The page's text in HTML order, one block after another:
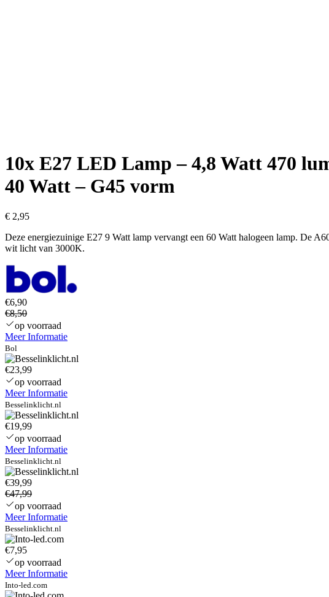
10x E27 LED Lamp – 4,8 Watt 470
40 Watt – G45 vorm
€ 2,95
Deze energiezuinige E27 9 Watt lamp vervangt een 60 Watt halogeen lamp. De
wit licht van 3000K.
€6,90
€8,50
op voorraad
Meer Informatie
Bol
€23,99
op voorraad
Meer Informatie
Besselinklicht.nl
€19,99
op voorraad
Meer Informatie
Besselinklicht.nl
€39,99
€47,99
op voorraad
Meer Informatie
Besselinklicht.nl
€7,95
op voorraad
Meer Informatie
Into-led.com